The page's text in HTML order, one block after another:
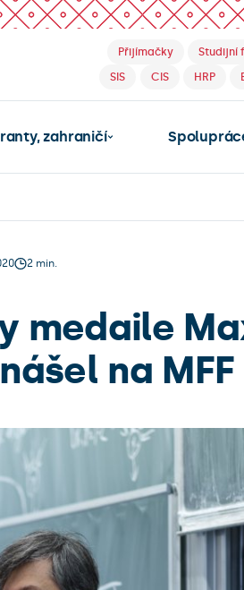
Přijímačky Studijní
SIS
CIS HRP
zahraničí
2 min.
medaile
na MFF